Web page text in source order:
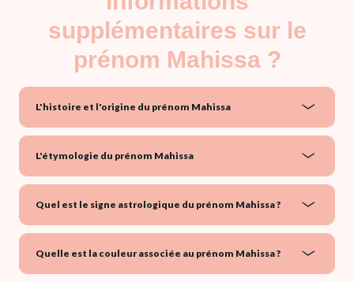
supplémentaires sur le
prénom Mahissa ?
L'histoire et l'origine du prénom Mahissa
L'étymologie du prénom Mahissa
Quel est le signe astrologique du prénom Mahissa ?
Quelle est la couleur associée au prénom Mahissa ?